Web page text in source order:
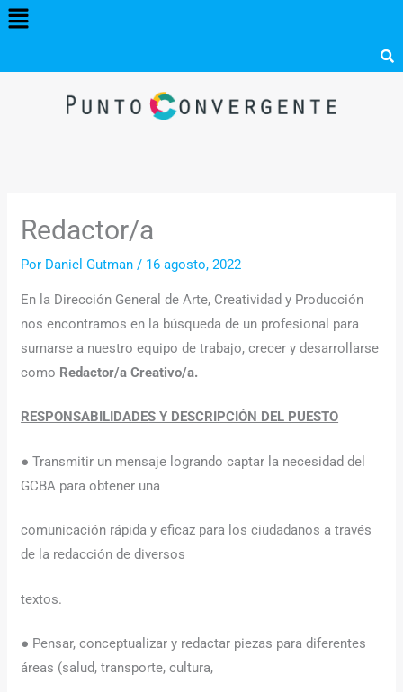
Menú
Redactor/a
Por Daniel Gutman/ 16 agosto, 2022
En la Dirección General de Arte, Creatividad y Producción
nos encontramos en la búsqueda de un profesional para
sumarse a nuestro equipo de trabajo, crecer y desarrollarse
como Redactor/a Creativo/a.
RESPONSABILIDADES Y DESCRIPCIÓN DEL PUESTO
● Transmitir un mensaje logrando captar la necesidad del
GCBA para obtener una
comunicación rápida y eficaz para los ciudadanos a través
de la redacción de diversos
textos.
● Pensar, conceptualizar y redactar piezas para diferentes
áreas (salud, transporte, cultura,